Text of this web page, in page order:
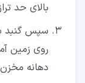
بالای حد
سپس گنبد
روی زمین
دهانه